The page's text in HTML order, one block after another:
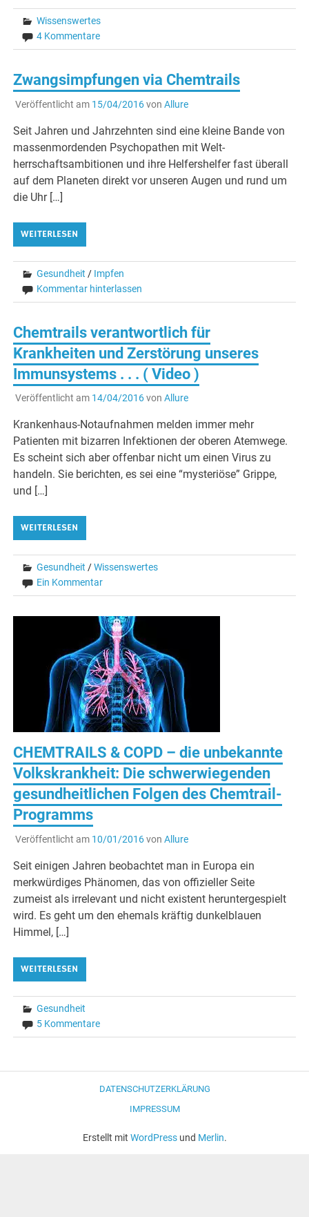
Wissenswertes
4 Kommentare
Zwangsimpfungen via Chemtrails
Veröffentlicht am 15/04/2016von Allure
Seit Jahren und Jahrzehnten sind eine kleine Bande von
massenmordenden Psychopathen mit Welt­
herrschaftsambitionen und ihre Helfershelfer fast überall
auf dem Planeten direkt vor unseren Augen und rund um
die Uhr […]
WEITERLESEN
Gesundheit / Impfen
Kommentar hinterlassen
Chemtrails verantwortlich für
Krankheiten und Zerstörung unseres
Immunsystems . . . ( Video )
Veröffentlicht am 14/04/2016von Allure
Krankenhaus-Notaufnahmen melden immer mehr
Patienten mit bizarren Infektionen der oberen Atemwege.
Es scheint sich aber offenbar nicht um einen Virus zu
handeln. Sie berichten, es sei eine “mysteriöse” Grippe,
und […]
WEITERLESEN
Gesundheit /Wissenswertes
Ein Kommentar
CHEMTRAILS & COPD – die unbekannte
Volkskrankheit: Die schwerwiegenden
gesundheitlichen Folgen des Chemtrail-
Programms
Veröffentlicht am 10/01/2016von Allure
Seit einigen Jahren beobachtet man in Europa ein
merkwürdiges Phänomen, das von offizieller Seite
zumeist als irrelevant und nicht existent heruntergespielt
wird. Es geht um den ehemals kräftig dunkelblauen
Himmel, […]
WEITERLESEN
Gesundheit
5 Kommentare
DATENSCHUTZERKLÄRUNG
IMPRESSUM
Erstellt mit WordPressund Merlin.